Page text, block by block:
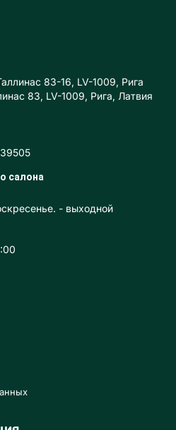
83-16, LV-1009, Рига
83, LV-1009, Рига, Латвия
салона
- выходной